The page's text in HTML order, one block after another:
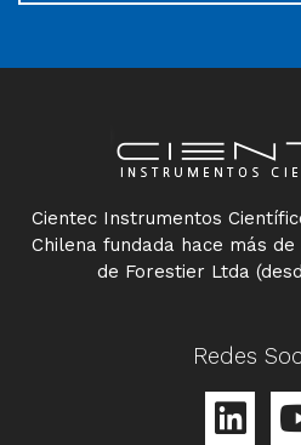
Cientec Instrumentos
Chilena fundada hace más
de Forestier Ltda
Redes